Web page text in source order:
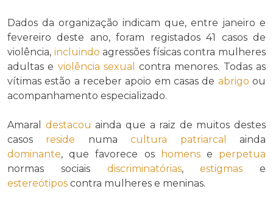
Dados da organização indicam que, entre janeiro e
fevereiro deste ano, foram registados 41 casos de
violência, incluindo agressões físicas contra mulheres
adultas e violência sexual
contra menores. Todas as
vítimas estão a receber apoio em casas de abrigo ou
acompanhamento especializado.
Amaral destacou ainda que a raiz de muitos destes
casos reside numacultura patriarcal
ainda
dominante, que favorece os homense perpetua
normas sociais discriminatórias,estigmas e
estereótipos contra mulheres e meninas.